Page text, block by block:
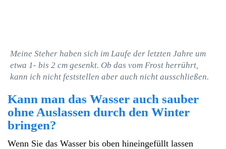
Meine Steher haben sich im Laufe der letzten Jahre um
etwa 1- bis 2 cm gesenkt. Ob das vom Frost herrührt,
kann ich nicht feststellen aber auch nicht ausschließen.
Kann man das Wasser auch sauber
ohne Auslassen durch den Winter
bringen?
Wenn Sie das Wasser bis oben hineingefüllt lassen